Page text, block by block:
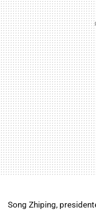
Song Zhiping,